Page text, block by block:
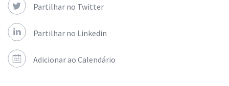
Partilhar no Twitter
Partilhar no Linkedin
Adicionar ao Calendário